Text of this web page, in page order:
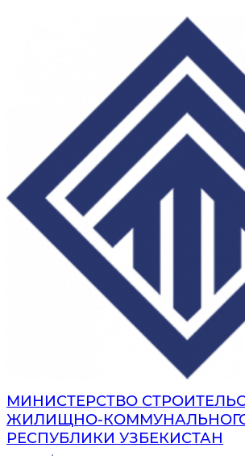
МИНИСТЕРСТВО
ЖИЛИЩНО-
РЕСПУБЛИКИ УЗБЕКИСТАН